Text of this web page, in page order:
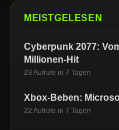
MEISTGELESEN
Cyberpunk 2077:
Millionen-Hit
23 Aufrufe in 7 Tagen
Xbox-Beben:
22 Aufrufe in 7 Tagen